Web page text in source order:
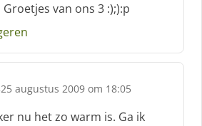
van ons 3 :);):p
25 augustus 2009 om 18:05
nu het zo warm is. Ga ik